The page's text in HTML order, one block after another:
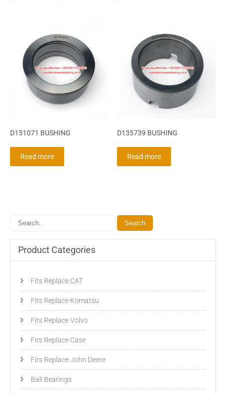
D151071 BUSHING
Read more
D135739 BUSHING
Read more
Product Categories
Fits Replace CAT
Fits Replace Komatsu
Fits Replace Volvo
Fits Replace Case
Fits Replace John Deere
Ball Bearings